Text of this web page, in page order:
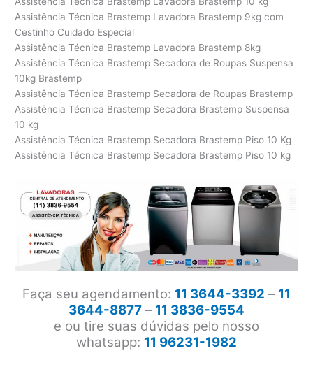
Assistência Técnica Brastemp Lavadora Brastemp 9kg com
Cestinho Cuidado Especial
Assistência Técnica Brastemp Lavadora Brastemp 8kg
Assistência Técnica Brastemp Secadora de Roupas Suspensa
10kg Brastemp
Assistência Técnica Brastemp Secadora de Roupas Brastemp
Assistência Técnica Brastemp Secadora Brastemp Suspensa
10 kg
Assistência Técnica Brastemp Secadora Brastemp Piso 10 Kg
Assistência Técnica Brastemp Secadora Brastemp Piso 10 kg
Faça seu agendamento: 11 3644-3392 – 11
3644-8877 – 11 3836-9554
e ou tire suas dúvidas pelo nosso
whatsapp: 11 96231-1982